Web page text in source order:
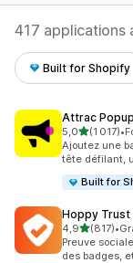
417 applications
Built for Shopify
Attrac
5,0étoile(s)
(1 017)
1017 avis au•
Ajoutez une
tête défilant,
Built for
Hoppy Trust
4,9étoile(s)
(817)
817 avis au•
Preuve
des badges,